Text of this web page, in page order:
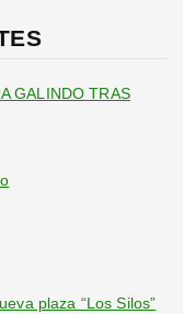
GALINDO TRAS
plaza “Los Silos”